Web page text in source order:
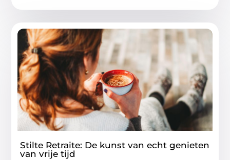
Stilte Retraite: De kunst van echt genieten
van vrije tijd